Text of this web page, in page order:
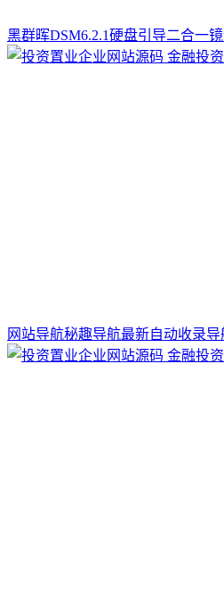
黑群晖DSM6.2.1硬盘引导二合一
网站导航秘趣导航最新自动收录导